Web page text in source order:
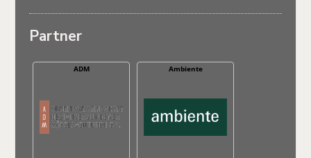
Partner
ADM Ambiente